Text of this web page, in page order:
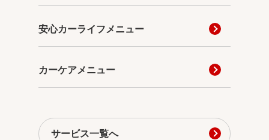
安心カーライフメニュー
カーケアメニュー
サービス一覧へ